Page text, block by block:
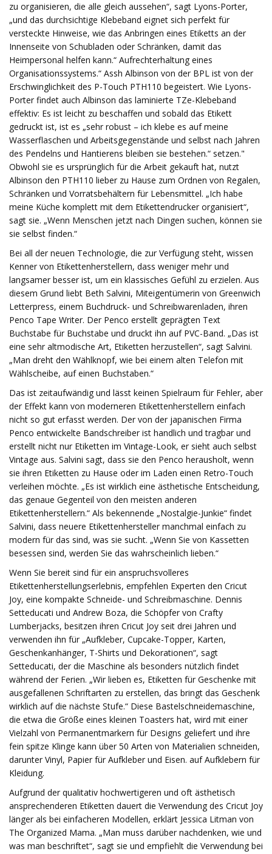
zu organisieren, die alle gleich aussehen“, sagt Lyons-Porter,
„und das durchsichtige Klebeband eignet sich perfekt für
versteckte Hinweise, wie das Anbringen eines Etiketts an der
Innenseite von Schubladen oder Schränken, damit das
Heimpersonal helfen kann.“ Aufrechterhaltung eines
Organisationssystems.“ Assh Albinson von der BPL ist von der
Erschwinglichkeit des P-Touch PTH110 begeistert. Wie Lyons-
Porter findet auch Albinson das laminierte TZe-Klebeband
effektiv: Es ist leicht zu beschaffen und sobald das Etikett
gedruckt ist, ist es „sehr robust – ich klebe es auf meine
Wasserflaschen und Arbeitsgegenstände und selbst nach Jahren
des Pendelns und Hantierens bleiben sie bestehen.“ setzen."
Obwohl sie es ursprünglich für die Arbeit gekauft hat, nutzt
Albinson den PTH110 lieber zu Hause zum Ordnen von Regalen,
Schränken und Vorratsbehältern für Lebensmittel. „Ich habe
meine Küche komplett mit dem Etikettendrucker organisiert“,
sagt sie. „Wenn Menschen jetzt nach Dingen suchen, können sie
sie selbst finden.“
Bei all der neuen Technologie, die zur Verfügung steht, wissen
Kenner von Etikettenherstellern, dass weniger mehr und
langsamer besser ist, um ein klassisches Gefühl zu erzielen. Aus
diesem Grund liebt Beth Salvini, Miteigentümerin von Greenwich
Letterpress, einem Buchdruck- und Schreibwarenladen, ihren
Penco Tape Writer. Der Penco erstellt geprägten Text
Buchstabe für Buchstabe und druckt ihn auf PVC-Band. „Das ist
eine sehr altmodische Art, Etiketten herzustellen“, sagt Salvini.
„Man dreht den Wählknopf, wie bei einem alten Telefon mit
Wählscheibe, auf einen Buchstaben.“
Das ist zeitaufwändig und lässt keinen Spielraum für Fehler, aber
der Effekt kann von moderneren Etikettenherstellern einfach
nicht so gut erfasst werden. Der von der japanischen Firma
Penco entwickelte Bandschreiber ist handlich und tragbar und
erstellt nicht nur Etiketten im Vintage-Look, er sieht auch selbst
Vintage aus. Salvini sagt, dass sie den Penco herausholt, wenn
sie ihren Etiketten zu Hause oder im Laden einen Retro-Touch
verleihen möchte. „Es ist wirklich eine ästhetische Entscheidung,
das genaue Gegenteil von den meisten anderen
Etikettenherstellern.“ Als bekennende „Nostalgie-Junkie“ findet
Salvini, dass neuere Etikettenhersteller manchmal einfach zu
modern für das sind, was sie sucht. „Wenn Sie von Kassetten
besessen sind, werden Sie das wahrscheinlich lieben.“
Wenn Sie bereit sind für ein anspruchsvolleres
Etikettenherstellungserlebnis, empfehlen Experten den Cricut
Joy, eine kompakte Schneide- und Schreibmaschine. Dennis
Setteducati und Andrew Boza, die Schöpfer von Crafty
Lumberjacks, besitzen ihren Cricut Joy seit drei Jahren und
verwenden ihn für „Aufkleber, Cupcake-Topper, Karten,
Geschenkanhänger, T-Shirts und Dekorationen“, sagt
Setteducati, der die Maschine als besonders nützlich findet
während der Ferien. „Wir lieben es, Etiketten für Geschenke mit
ausgefallenen Schriftarten zu erstellen, das bringt das Geschenk
wirklich auf die nächste Stufe.“ Diese Bastelschneidemaschine,
die etwa die Größe eines kleinen Toasters hat, wird mit einer
Vielzahl von Permanentmarkern für Designs geliefert und ihre
fein spitze Klinge kann über 50 Arten von Materialien schneiden,
darunter Vinyl, Papier für Aufkleber und Eisen. auf Aufklebern für
Kleidung.
Aufgrund der qualitativ hochwertigeren und oft ästhetisch
ansprechenderen Etiketten dauert die Verwendung des Cricut Joy
länger als bei einfacheren Modellen, erklärt Jessica Litman von
The Organized Mama. „Man muss darüber nachdenken, wie und
was man beschriftet“, sagt sie und empfiehlt die Verwendung bei